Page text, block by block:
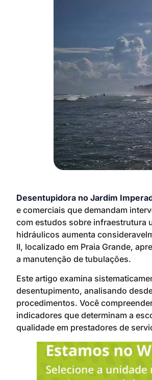
Desentupidora no Jardim
e comerciais que demandam
com estudos sobre infraestrutura
hidráulicos aumenta
II, localizado em Praia Grande,
a manutenção de tubulações.
Este artigo examina
desentupimento, analisando
procedimentos. Você
indicadores que determinam a
qualidade em prestadores de